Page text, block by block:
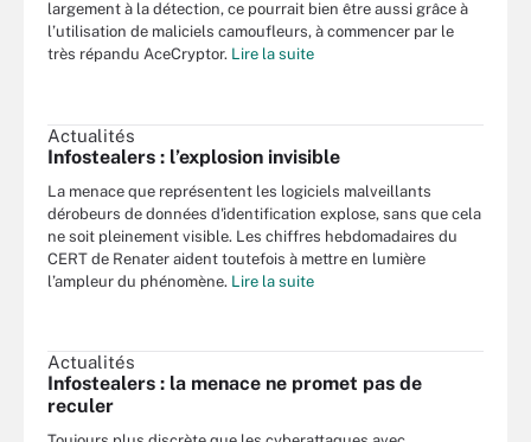
largement à la détection, ce pourrait bien être aussi grâce à
l’utilisation de maliciels camoufleurs, à commencer par le
très répandu AceCryptor. Lire la suite
Actualités
Infostealers : l’explosion invisible
La menace que représentent les logiciels malveillants
dérobeurs de données d'identification explose, sans que cela
ne soit pleinement visible. Les chiffres hebdomadaires du
CERT de Renater aident toutefois à mettre en lumière
l’ampleur du phénomène. Lire la suite
Actualités
Infostealers : la menace ne promet pas de
reculer